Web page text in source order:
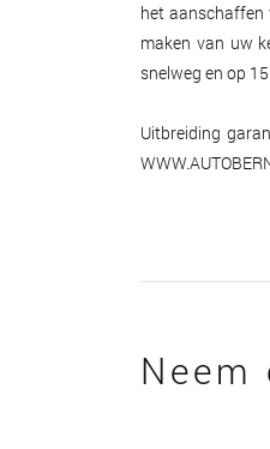
het aanschaffen
maken van uw
snelweg en op
Uitbreiding